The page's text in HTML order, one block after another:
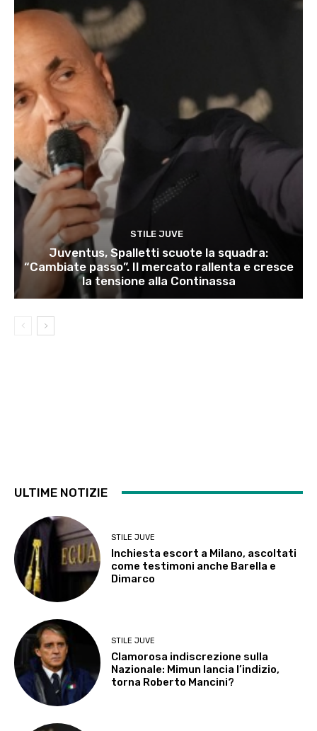
STILE JUVE
Juventus, Spalletti scuote la squadra:
“Cambiate passo”. Il mercato rallenta e cresce
la tensione alla Continassa
ULTIME NOTIZIE
STILE JUVE
Inchiesta escort a Milano, ascoltati
come testimoni anche Barella e
Dimarco
STILE JUVE
Clamorosa indiscrezione sulla
Nazionale: Mimun lancia l’indizio,
torna Roberto Mancini?